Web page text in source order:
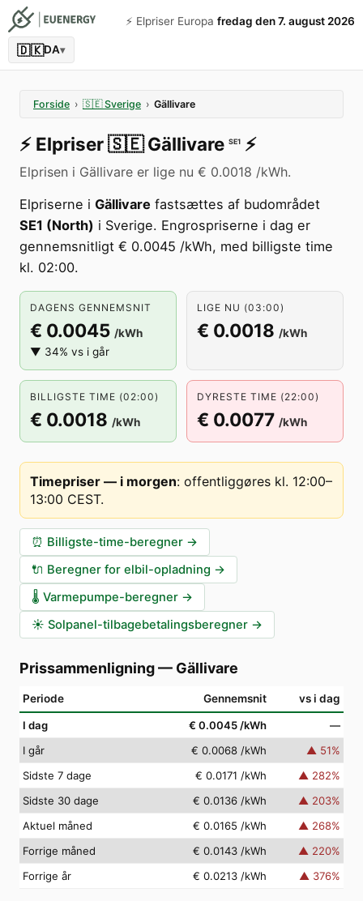
⚡️ Elpriser Europa fredag den 7. august 2026
🇩🇰DA▾
Forside › 🇸🇪 Sverige › Gällivare
⚡️ Elpriser🇸🇪 Gällivare SE1 ⚡️
Elprisen i Gällivare er lige nu € 0.0018 /kWh.
Elpriserne i Gällivare fastsættes af budområdet
SE1 (North) i Sverige. Engrospriserne i dag er
gennemsnitligt € 0.0045 /kWh, med billigste time
kl. 02:00.
DAGENS GENNEMSNIT
€ 0.0045 /kWh
▼ 34% vs i går
LIGE NU (03:00)
€ 0.0018 /kWh
BILLIGSTE TIME (02:00)
€ 0.0018 /kWh
DYRESTE TIME (22:00)
€ 0.0077 /kWh
Timepriser — i morgen: offentliggøres kl. 12:00–
13:00 CEST.
⏰ Billigste-time-beregner →
🔌 Beregner for elbil-opladning →
🌡️ Varmepumpe-beregner →
☀️ Solpanel-tilbagebetalingsberegner →
Prissammenligning— Gällivare
Periode Gennemsnit vs i dag
I dag € 0.0045 /kWh
—
I går
€ 0.0068 /kWh ▲ 51%
Sidste 7 dage
€ 0.0171 /kWh ▲ 282%
Sidste 30 dage
€ 0.0136 /kWh ▲ 203%
Aktuel måned
€ 0.0165 /kWh ▲ 268%
Forrige måned
€ 0.0143 /kWh ▲ 220%
Forrige år
€ 0.0213 /kWh ▲ 376%